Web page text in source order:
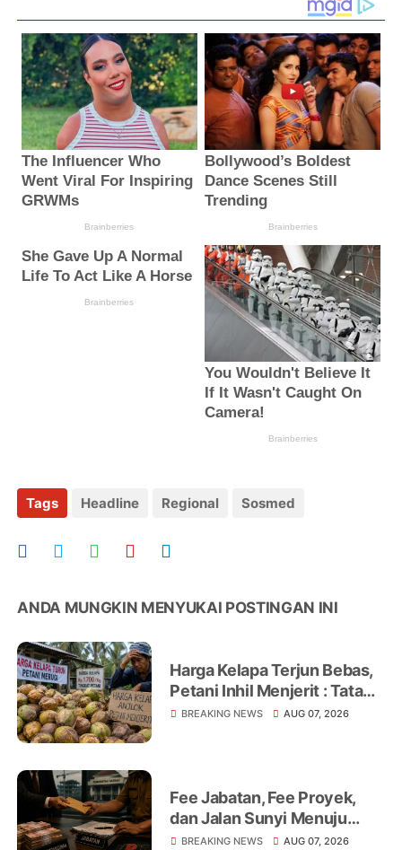
Tags Headline Regional Sosmed
ANDA MUNGKIN MENYUKAI POSTINGAN INI
Harga Kelapa Terjun Bebas,
Petani Inhil Menjerit : Tata
Niaga, Monopoli hingga
BREAKING NEWS AUG 07, 2026
Fee Jabatan, Fee Proyek,
dan Jalan Sunyi Menuju
Operasi Tangkap Tangan
BREAKING NEWS AUG 07, 2026